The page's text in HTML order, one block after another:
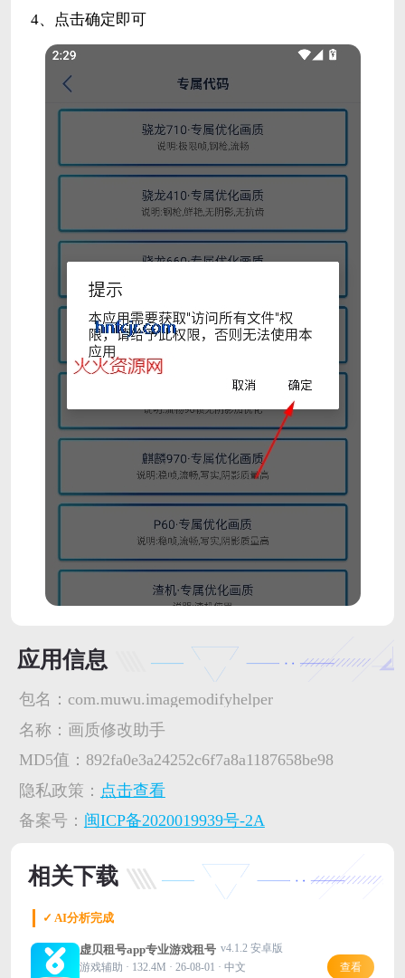
4、点击确定即可
应用信息
包名： com.muwu.imagemodifyhelper
名称： 画质修改助手
MD5值： 892fa0e3a24252c6f7a8a1187658be98
隐私政策： 点击查看
备案号： 闽ICP备2020019939号-2A
相关下载
✓ AI分析完成
虚贝租号app专业游戏租号 v4.1.2 安卓版
游戏辅助 · 132.4M · 26-08-01 · 中文
查看